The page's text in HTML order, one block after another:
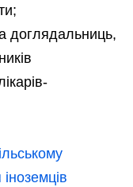
доглядальниць,